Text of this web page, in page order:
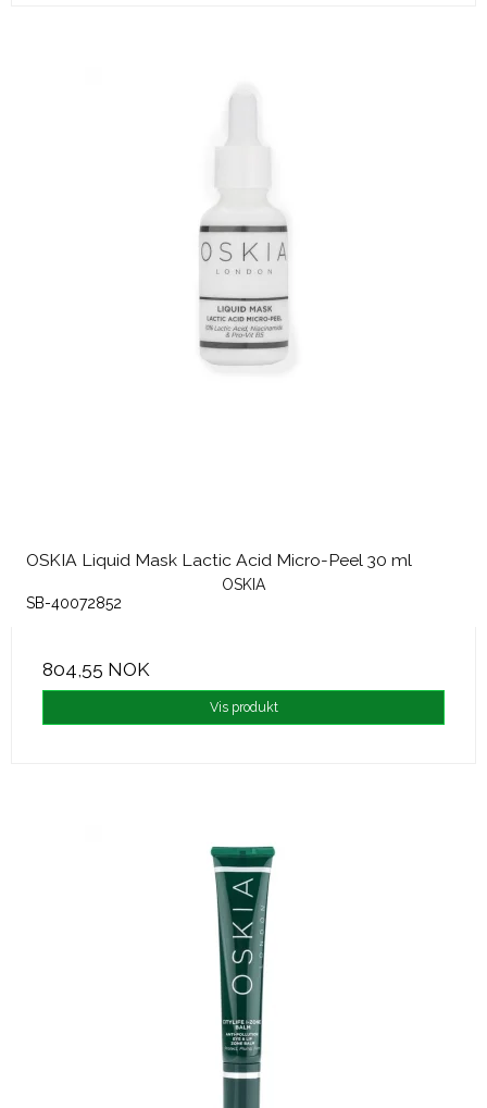
OSKIA Liquid Mask Lactic Acid Micro-Peel 30 ml
OSKIA
SB-40072852
804,55 NOK
Vis produkt